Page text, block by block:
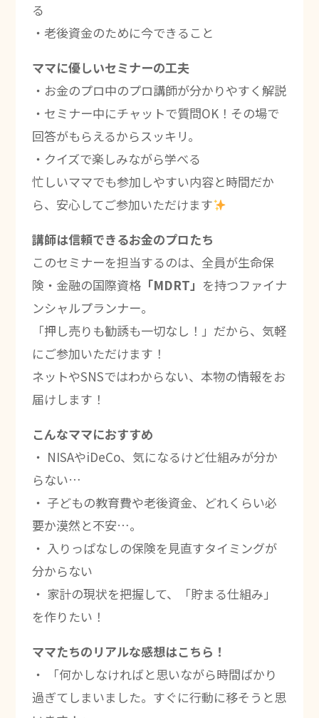
る
・老後資金のために今できること
ママに優しいセミナーの工夫
・お金のプロ中のプロ講師が分かりやすく解説
・セミナー中にチャットで質問OK！その場で
回答がもらえるからスッキリ。
・クイズで楽しみながら学べる
忙しいママでも参加しやすい内容と時間だか
ら、安心してご参加いただけます
講師は信頼できるお金のプロたち
このセミナーを担当するのは、全員が生命保
険・金融の国際資格「MDRT」 を持つファイナ
ンシャルプランナー。
「押し売りも勧誘も一切なし！」だから、気軽
にご参加いただけます！
ネットやSNSではわからない、本物の情報をお
届けします！
こんなママにおすすめ
・ NISAやiDeCo、気になるけど仕組みが分か
らない…
・ 子どもの教育費や老後資金、どれくらい必
要か漠然と不安…。
・ 入りっぱなしの保険を見直すタイミングが
分からない
・ 家計の現状を把握して、「貯まる仕組み」
を作りたい！
ママたちのリアルな感想はこちら！
・ 「何かしなければと思いながら時間ばかり
過ぎてしまいました。すぐに行動に移そうと思